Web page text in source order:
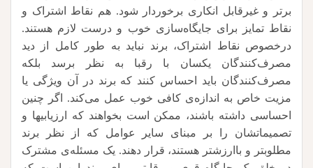
برتر و غیرقابل انکاری برخوردار شود. هم نقاط اشتراک و
نقاط تمایز برای جایگاه‌سازی خوب و درست لازم هستند.
درخصوص نقاط اشتراک، برند نباید به طور کامل از دید
مصرف‌کنندگان یکسان با رقبا به نظر برسد بلکه
مصرف‌کنندگان باید احساس کنند که برند در آن ویژگی یا
مزیت خاص به اندازه‌ی کافی خوب عمل می‌کند. اگر چنین
احساسی داشته باشند، ممکن است بخواهند که ارزیابیها و
تصمیماتشان را بر مبنای سایر عوامل که از نظر برند
مطلوبتر و باارزشتر هستند، قرار دهند. یک مسئله‌ی مشترک